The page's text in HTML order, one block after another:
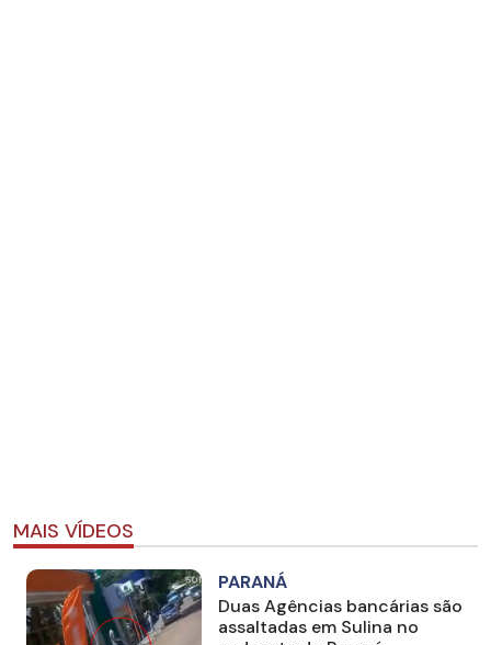
MAIS VÍDEOS
PARANÁ
Duas Agências bancárias são
assaltadas em Sulina no